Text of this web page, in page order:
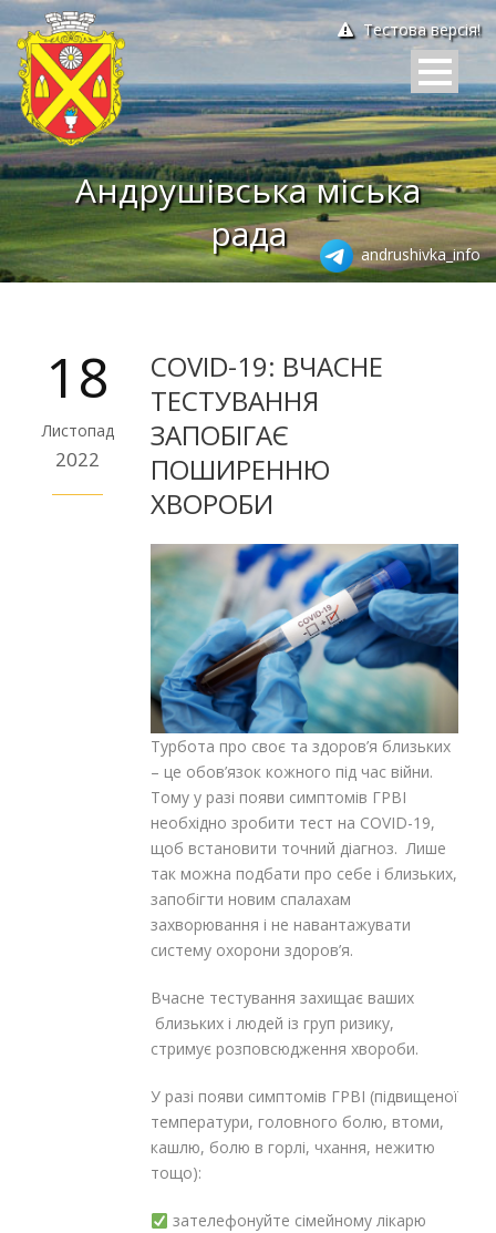
Тестова версія!
Андрушівська міська
рада
andrushivka_info
18
Листопад
2022
COVID-19: ВЧАСНЕ
ТЕСТУВАННЯ
ЗАПОБІГАЄ
ПОШИРЕННЮ
ХВОРОБИ
Турбота про своє та здоров’я близьких
– це обов’язок кожного під час війни.
Тому у разі появи симптомів ГРВІ
необхідно зробити тест на COVID-19,
щоб встановити точний діагноз. Лише
так можна подбати про себе і близьких,
запобігти новим спалахам
захворювання і не навантажувати
систему охорони здоров’я.
Вчасне тестування захищає ваших
близьких і людей із груп ризику,
стримує розповсюдження хвороби.
У разі появи симптомів ГРВІ (підвищеної
температури, головного болю, втоми,
кашлю, болю в горлі, чхання, нежитю
тощо):
зателефонуйте сімейному лікарю